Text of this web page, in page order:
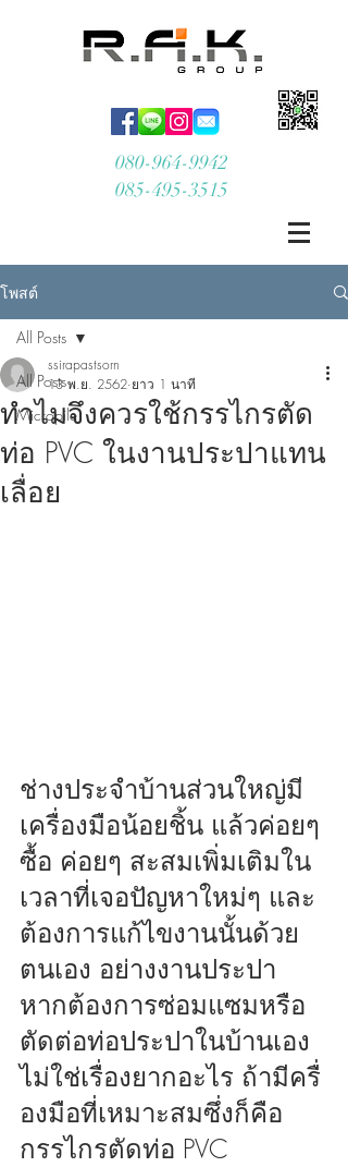
080-964-9942
085-495-3515
โพสต์
All Posts
Micropile
All Posts
ทำไมจึงควรใช้กรรไกรตัด
ท่อ PVC ในงานประปาแทน
เลื่อย
ssirapastsorn
13 พ.ย. 2562 ยาว 1 นาที
ช่างประจำบ้านส่วนใหญ่มี
เครื่องมือน้อยชิ้น แล้วค่อยๆ
ซื้อ ค่อยๆ สะสมเพิ่มเติมใน
เวลาที่เจอปัญหาใหม่ๆ และ
ต้องการแก้ไขงานนั้นด้วย
ตนเอง อย่างงานประปา
หากต้องการซ่อมแซมหรือ
ตัดต่อท่อประปาในบ้านเอง
ไม่ใช่เรื่องยากอะไร ถ้ามีครื่
องมือที่เหมาะสมซึ่งก็คือ
กรรไกรตัดท่อ PVC